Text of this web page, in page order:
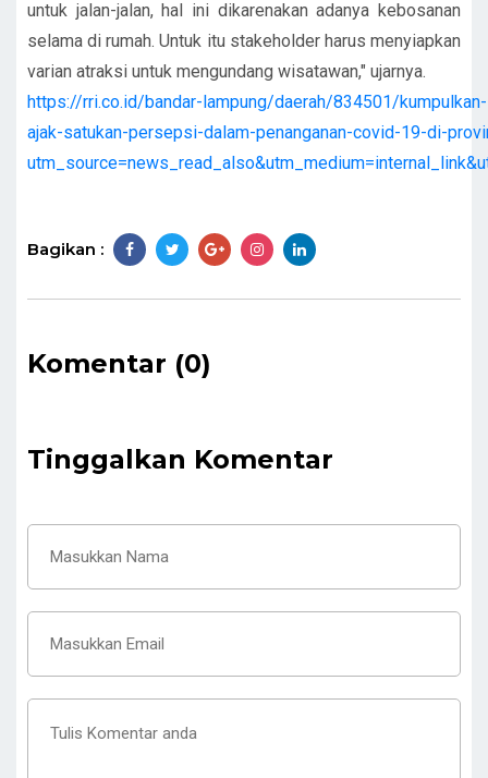
untuk jalan-jalan, hal ini dikarenakan adanya kebosanan
selama di rumah. Untuk itu stakeholder harus menyiapkan
varian atraksi untuk mengundang wisatawan," ujarnya.
https://rri.co.id/bandar-lampung/daerah/834501/
ajak-satukan-persepsi-dalam-penanganan-covid-19-di-
Bagikan :
Komentar (0)
Tinggalkan Komentar